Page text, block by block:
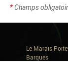
*Champs
Le Marais
Barques